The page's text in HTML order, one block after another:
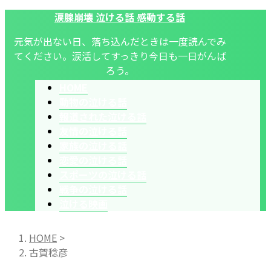
涙腺崩壊 泣ける話 感動する話
元気が出ない日、落ち込んだときは一度読んでみ
てください。涙活してすっきり今日も一日がんば
ろう。
HOME >
古賀稔彦